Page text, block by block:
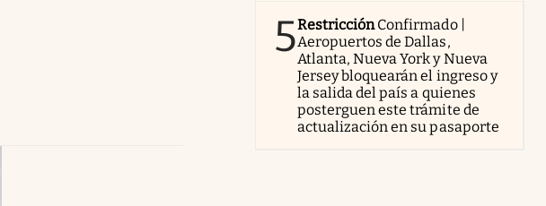
5RestricciónConfirmado |
Aeropuertos de Dallas,
Atlanta, Nueva York y Nueva
Jersey bloquearán el ingreso y
la salida del país a quienes
posterguen este trámite de
actualización en su pasaporte